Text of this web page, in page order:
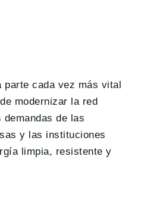
parte cada vez más vital
modernizar la red
de las
y las instituciones
limpia, resistente y